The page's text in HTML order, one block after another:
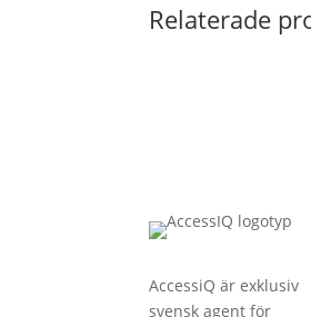
Relaterade
AccessiQ är exklusiv
svensk agent för